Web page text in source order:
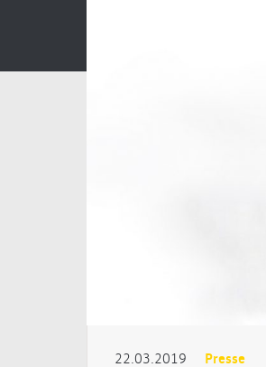
22.03.2019 Presse